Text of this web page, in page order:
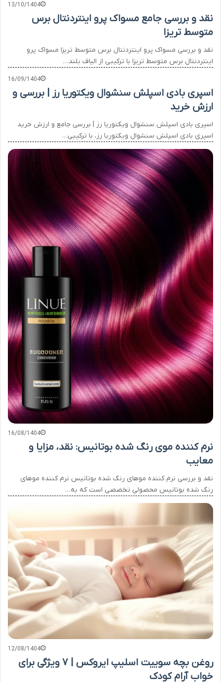
13/10/1404
نقد و بررسی جامع مسواک پرو اینتردنتال برس
متوسط تریزا
نقد و بررسی مسواک پرو اینتردنتال برس متوسط تریزا مسواک پرو
اینتردنتال برس متوسط تریزا با ترکیبی از الیاف بلند…
16/09/1404
اسپری بادی اسپلش سنشوال ویکتوریا رز | بررسی و
ارزش خرید
اسپری بادی اسپلش سنشوال ویکتوریا رز | بررسی جامع و ارزش خرید
اسپری بادی اسپلش سنشوال ویکتوریا رز، با ترکیبی…
16/08/1404
نرم کننده موی رنگ شده بوتانیس: نقد، مزایا و
معایب
نقد و بررسی نرم کننده موهای رنگ شده بوتانیس نرم کننده موهای
رنگ شده بوتانیس محصولی تخصصی است که به…
12/08/1404
روغن بچه سوییت اسلیپ ایروکس | ۷ ویژگی برای
خواب آرام کودک